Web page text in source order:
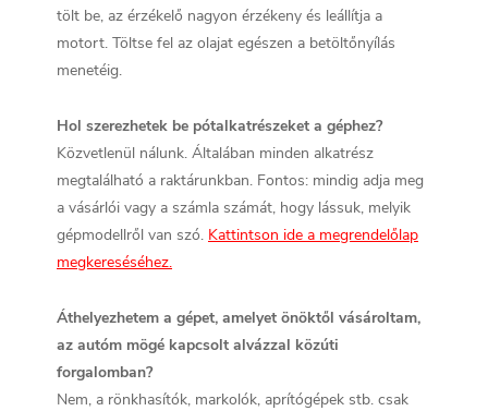
tölt be, az érzékelő nagyon érzékeny és leállítja a
motort. Töltse fel az olajat egészen a betöltőnyílás
menetéig.
Hol szerezhetek be pótalkatrészeket a géphez?
Közvetlenül nálunk. Általában minden alkatrész
megtalálható a raktárunkban. Fontos: mindig adja meg
a vásárlói vagy a számla számát, hogy lássuk, melyik
gépmodellről van szó. Kattintson ide a megrendelőlap
megkereséséhez.
Áthelyezhetem a gépet, amelyet önöktől vásároltam,
az autóm mögé kapcsolt alvázzal közúti
forgalomban?
Nem, a rönkhasítók, markolók, aprítógépek stb. csak